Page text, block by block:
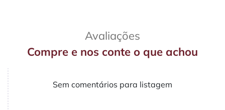
Avaliações
Compre e nos conte o que achou
Sem comentários para listagem